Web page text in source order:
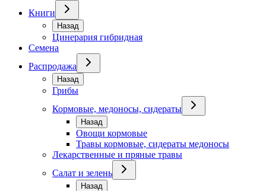
Книги
Назад
Цинерария гибридная
Семена
Распродажа
Назад
Грибы
Кормовые, медоносы, сидераты
Назад
Овощи кормовые
Травы кормовые, сидераты медоносы
Лекарственные и пряные травы
Салат и зелень
Назад